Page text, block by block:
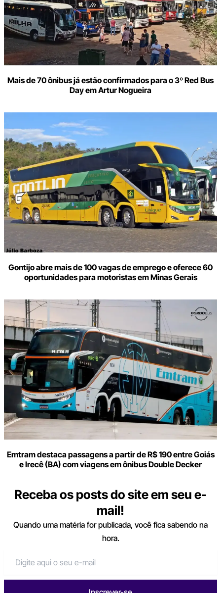
Mais de 70 ônibus já estão confirmados para o 3º Red Bus
Day em Artur Nogueira
Gontijo abre mais de 100 vagas de emprego e oferece 60
oportunidades para motoristas em Minas Gerais
Emtram destaca passagens a partir de R$ 190 entre Goiás
e Irecê (BA) com viagens em ônibus Double Decker
Receba os posts do site em seu e-
mail!
Quando uma matéria for publicada, você fica sabendo na
hora.